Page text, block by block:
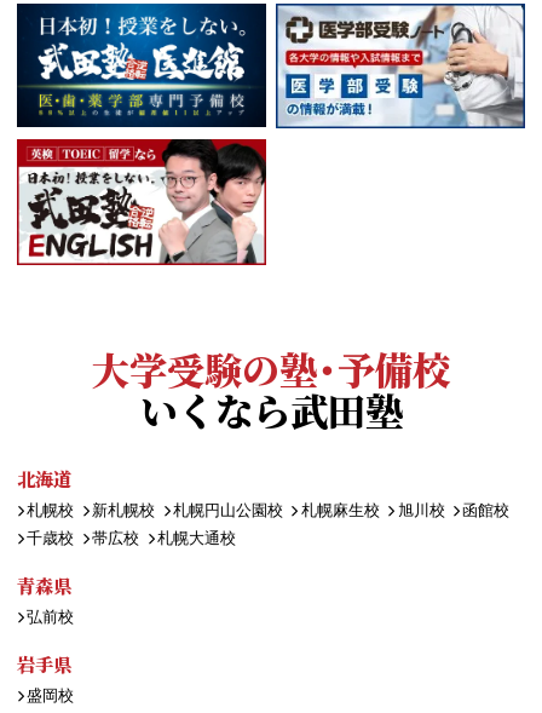
大学受験の塾・予備校
いくなら武田塾
北海道
札幌校 新札幌校 札幌円山公園校 札幌麻生校 旭川校
函館校
千歳校
帯広校 札幌大通校
青森県
弘前校
岩手県
盛岡校